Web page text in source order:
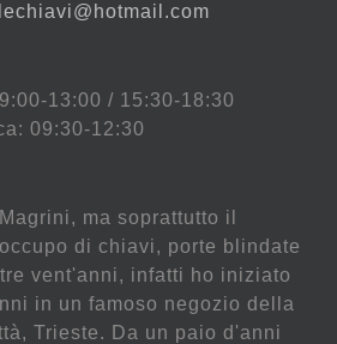
13:00 / 15:30-18:30
09:30-12:30
ma soprattutto il
di chiavi, porte blindate
vent'anni, infatti ho iniziato
in un famoso negozio della
Trieste. Da un paio d'anni